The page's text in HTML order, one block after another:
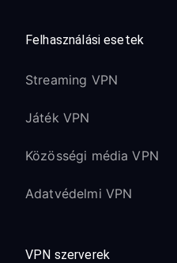
Felhasználási esetek
Streaming VPN
Játék VPN
Közösségi média VPN
Adatvédelmi VPN
VPN szerverek